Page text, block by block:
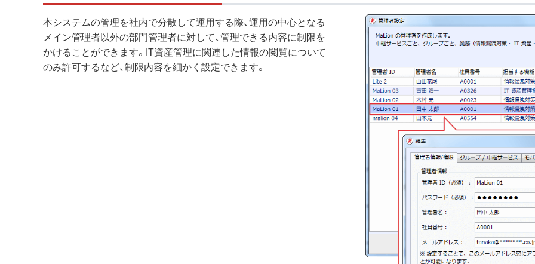
本システムの管理を社内で分散して運用する際、運用の中心となる
メイン管理者以外の部門管理者に対して、管理できる内容に制限を
かけることができます。IT資産管理に関連した情報の閲覧について
のみ許可するなど、制限内容を細かく設定できます。